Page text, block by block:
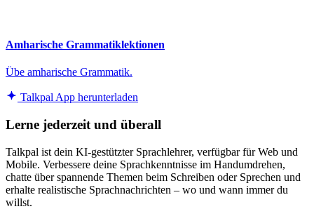
Amharische Grammatiklektionen
Übe amharische Grammatik.
Talkpal App herunterladen
Lerne jederzeit und überall
Talkpal ist dein KI-gestützter Sprachlehrer, verfügbar für Web und
Mobile. Verbessere deine Sprachkenntnisse im Handumdrehen,
chatte über spannende Themen beim Schreiben oder Sprechen und
erhalte realistische Sprachnachrichten – wo und wann immer du
willst.